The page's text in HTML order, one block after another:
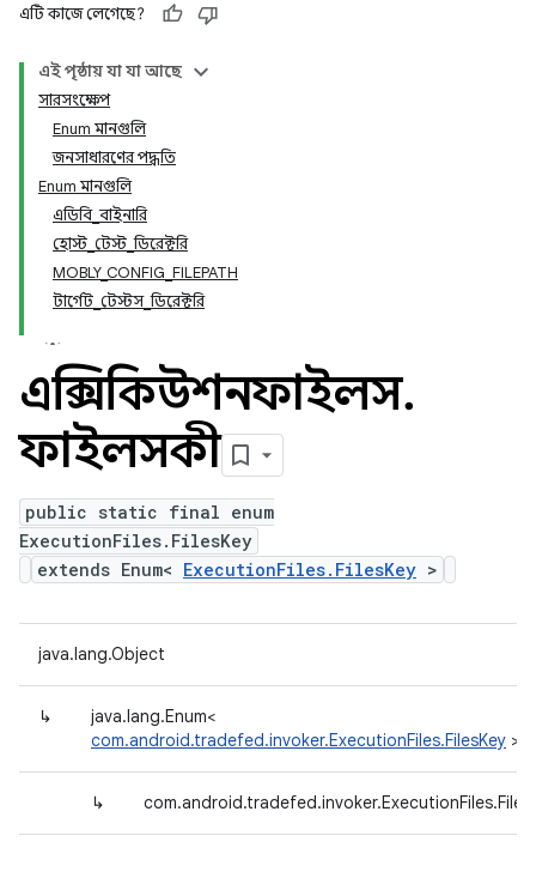
এটি কাজে লেগেছে?
এই পৃষ্ঠায় যা যা আছে
সারসংক্ষেপ
Enum মানগুলি
জনসাধারণের পদ্ধতি
Enum মানগুলি
এডিবি_বাইনারি
হোস্ট_টেস্ট_ডিরেক্টরি
MOBLY_CONFIG_FILEPATH
টার্গেট_টেস্টস_ডিরেক্টরি
এক্সিকিউশনফাইলস.
ফাইলসকী
public static final enum
ExecutionFiles.FilesKey
extends Enum< ExecutionFiles.FilesKey >
java.lang.Object
↳
java.lang.Enum<
com.android.tradefed.invoker.ExecutionFiles.FilesKey >
↳